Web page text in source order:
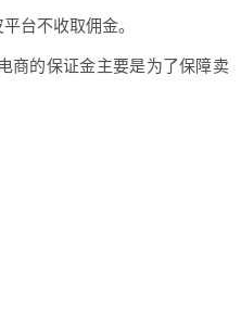
台不收取佣金。
商的保证金主要是为了保障卖